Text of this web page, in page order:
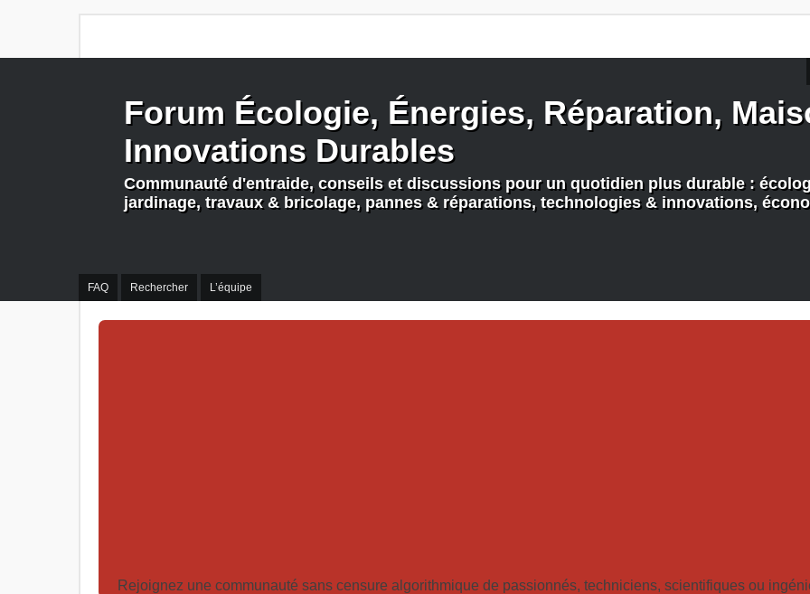
FAQ Rechercher L’équipe
Forum Écologie, Énergies, Réparation,
Innovations Durables
Communauté d'entraide, conseils et discussions pour un quotidien plus durable :
jardinage, travaux & bricolage, pannes & réparations, technologies & innovations,
Rejoignez une communauté sans censure algorithmique de passionnés, techniciens, scientifiques ou